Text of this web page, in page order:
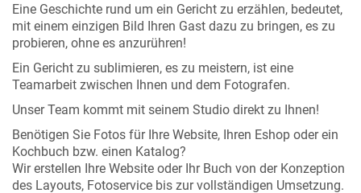
Eine Geschichte rund um ein Gericht zu erzählen, bedeutet,
mit einem einzigen Bild Ihren Gast dazu zu bringen, es zu
probieren, ohne es anzurühren!
Ein Gericht zu sublimieren, es zu meistern, ist eine
Teamarbeit zwischen Ihnen und dem Fotografen.
Unser Team kommt mit seinem Studio direkt zu Ihnen!
Benötigen Sie Fotos für Ihre Website, Ihren Eshop oder ein
Kochbuch bzw. einen Katalog?
Wir erstellen Ihre Website oder Ihr Buch von der Konzeption
des Layouts, Fotoservice bis zur vollständigen Umsetzung.